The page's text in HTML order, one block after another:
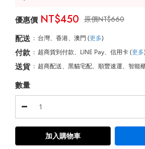
NT$660
NT$450
配送 : 台灣、香港、澳門 (更多)
付款 : 超商貨到付款、LINE Pay、信用卡(更多)
送貨 : 超商配送、黑貓宅配、順豐速運、智能
數量
加入購物車